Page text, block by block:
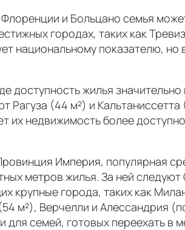
и Больцано семья
городах, таких как
национальному показателю,
доступность жилья
(44 м²) и
их недвижимость более
Империя, популярная
метров жилья. За ней
города, таких как
м²), Верчелли и Алессандрия
для семей, готовых переехать в